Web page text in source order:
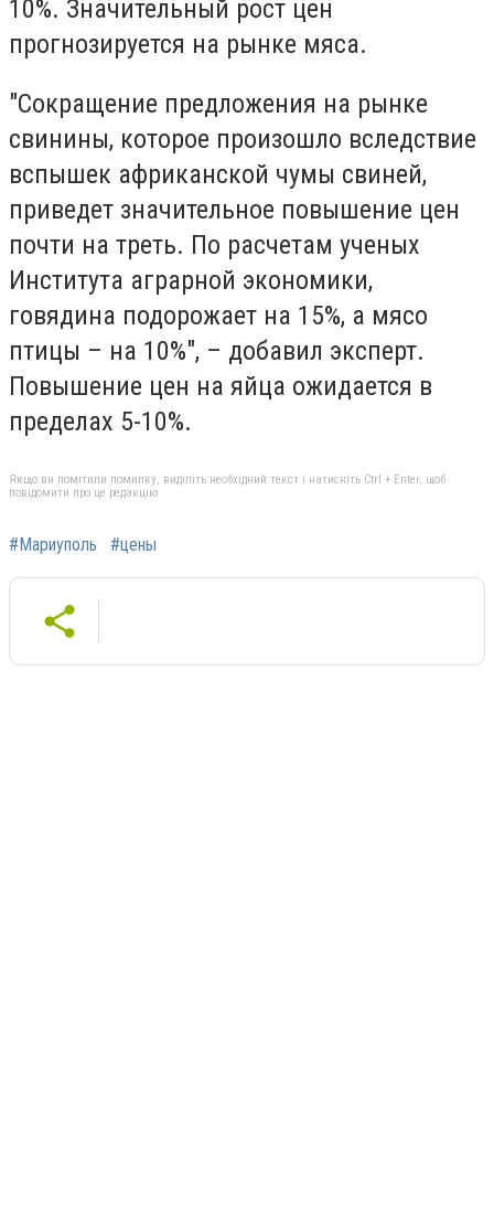
10%. Значительный рост цен
прогнозируется на рынке мяса.
"Сокращение предложения на рынке
свинины, которое произошло вследствие
вспышек африканской чумы свиней,
приведет значительное повышение цен
почти на треть. По расчетам ученых
Института аграрной экономики,
говядина подорожает на 15%, а мясо
птицы – на 10%", – добавил эксперт.
Повышение цен на яйца ожидается в
пределах 5-10%.
Якщо ви помітили помилку, виділіть необхідний текст і натисніть Ctrl + Enter, щоб
повідомити про це редакцію
#Мариуполь #цены